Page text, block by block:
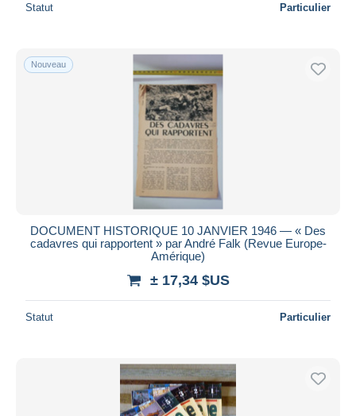
Statut Particulier
Nouveau
DOCUMENT HISTORIQUE 10 JANVIER 1946 — « Des
cadavres qui rapportent » par André Falk (Revue Europe-
Amérique)
± 17,34 $US
Statut Particulier